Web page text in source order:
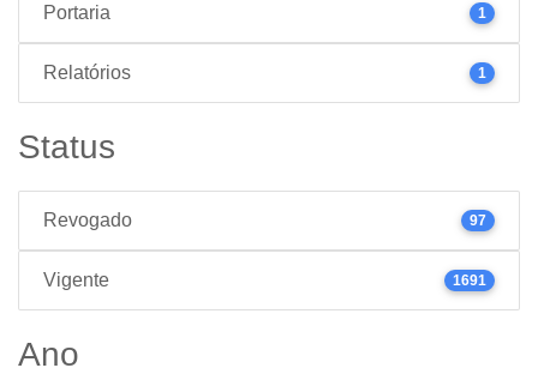
Portaria 1
Relatórios 1
Status
Revogado 97
Vigente 1691
Ano